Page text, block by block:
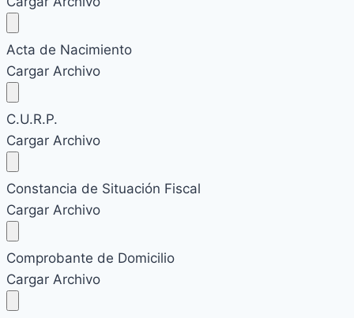
Acta de Nacimiento
Cargar Archivo
C.U.R.P.
Cargar Archivo
Constancia de Situación Fiscal
Cargar Archivo
Comprobante de Domicilio
Cargar Archivo